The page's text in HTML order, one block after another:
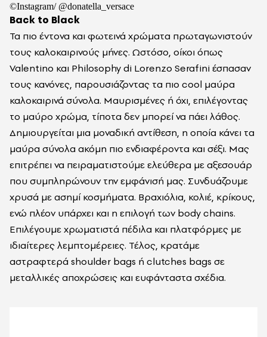
©Instagram/ @donatella_versace
Back to Black
Τα πιο έντονα και φωτεινά χρώματα πρωταγωνιστούν
τους καλοκαιρινούς μήνες. Ωστόσο, οίκοι όπως
Valentino και Philosophy di Lorenzo Serafini έσπασαν
τους κανόνες, παρουσιάζοντας τα πιο cool μαύρα
καλοκαιρινά σύνολα. Mαυρισμένες ή όχι, επιλέγοντας
το μαύρο χρώμα, τίποτα δεν μπορεί να πάει λάθος.
Δημιουργείται μια μοναδική αντίθεση, η οποία κάνει τα
μαύρα σύνολα ακόμη πιο ενδιαφέροντα και σέξι. Μας
επιτρέπει να πειραματιστούμε ελεύθερα με αξεσουάρ
που συμπληρώνουν την εμφάνισή μας. Συνδυάζουμε
χρυσά με ασημί κοσμήματα. Βραχιόλια, κολιέ, κρίκους,
ενώ πλέον υπάρχει και η επιλογή των body chains.
Επιλέγουμε χρωματιστά πέδιλα και πλατφόρμες με
ιδιαίτερες λεμπτομέρειες. Τέλος, κρατάμε
αστραφτερά shoulder bags ή clutches bags σε
μεταλλικές αποχρώσεις και ευφάνταστα σχέδια.